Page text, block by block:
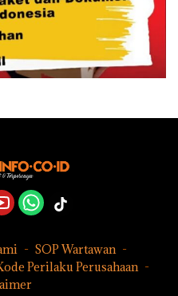
SOP Wartawan
Perilaku Perusahaan